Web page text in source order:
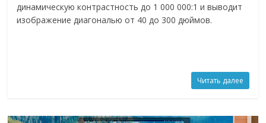
динамическую контрастность до 1 000 000:1 и выводит
изображение диагональю от 40 до 300 дюймов.
Читать далее